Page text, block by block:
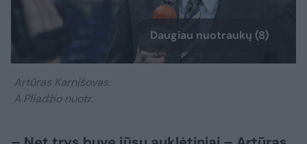
Daugiau nuotraukų (8)
Artūras Karnišovas.
A.Pliadžio nuotr.